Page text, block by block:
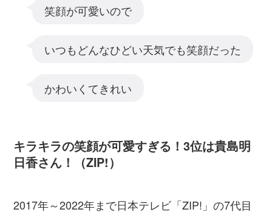
笑顔が可愛いので
いつもどんなひどい天気でも笑顔だった
かわいくてきれい
キラキラの笑顔が可愛すぎる！3位は貴島明
日香さん！（ZIP!）
2017年～2022年まで日本テレビ「ZIP!」の7代目